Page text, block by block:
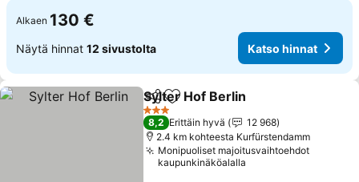
Alkaen 130 €
Näytä hinnat 12 sivustolta Katso hinnat
Jaa Lisää suosikkeihin
Sylter Hof Berlin
3 Tähtiluokitus
8,2 Erittäin hyvä
12 968
2.4 km kohteesta Kurfürstendamm
Monipuoliset majoitusvaihtoehdot
kaupunkinäköalalla